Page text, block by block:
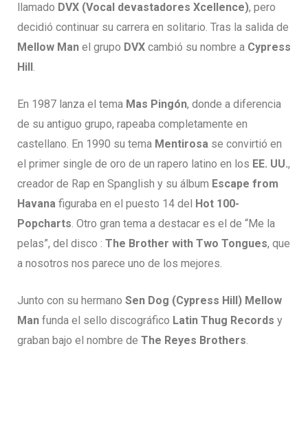
llamado DVX (Vocal devastadores Xcellence), pero
decidió continuar su carrera en solitario. Tras la salida de
Mellow Man el grupo DVX cambió su nombre a Cypress
Hill .
En 1987 lanza el tema Mas Pingón, donde a diferencia
de su antiguo grupo, rapeaba completamente en
castellano. En 1990 su tema Mentirosa se convirtió en
el primer single de oro de un rapero latino en los EE. UU.,
creador de Rap en Spanglish y su álbum Escape from
Havana figuraba en el puesto 14 del
Hot 100-
Popcharts. Otro gran tema a destacar es el de “Me la
pelas”, del disco : The Brother with Two Tongues, que
a nosotros nos parece uno de los mejores.
Junto con su hermano Sen Dog (Cypress Hill) Mellow
Man funda el sello discográfico Latin Thug Records y
graban bajo el nombre de The Reyes Brothers.